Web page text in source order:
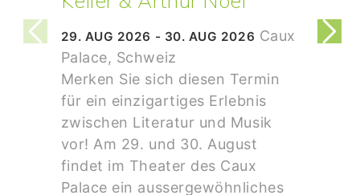
29. AUG 2026 - 30. AUG 2026 Caux
Palace, Schweiz
Merken Sie sich diesen Termin
für ein einzigartiges Erlebnis
zwischen Literatur und Musik
vor! Am 29. und 30. August
findet im Theater des Caux
Palace ein aussergewöhnliches